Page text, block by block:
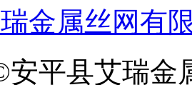
平县艾瑞金